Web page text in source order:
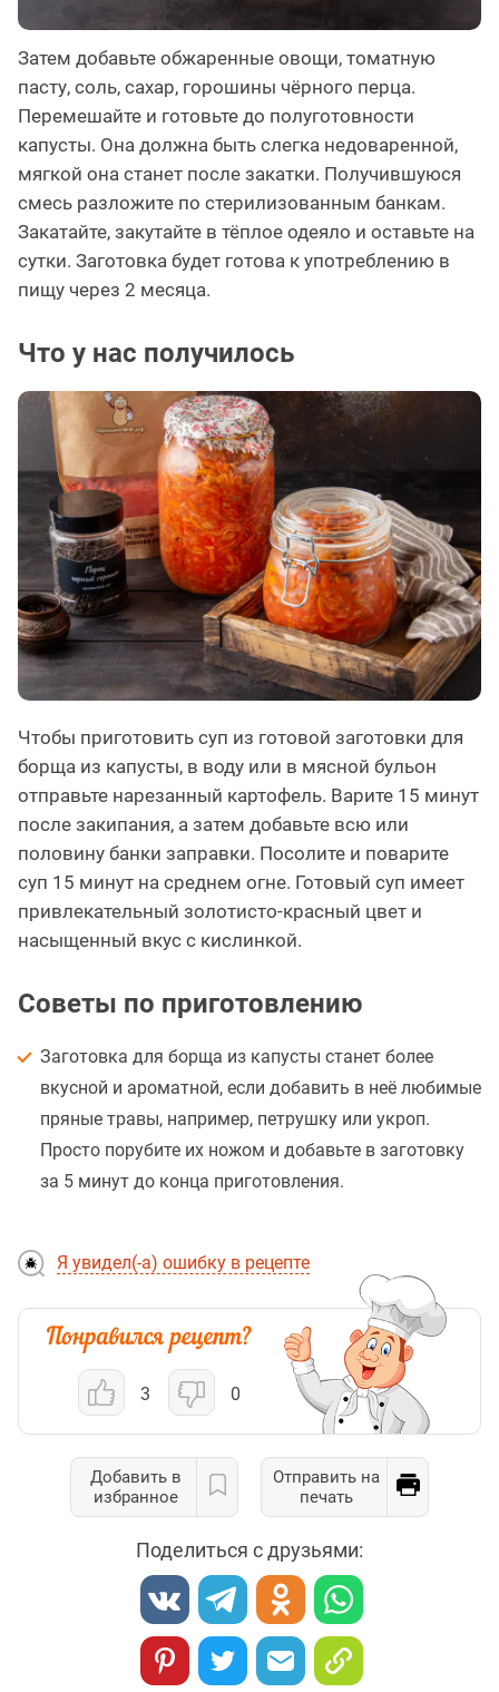
Затем добавьте обжаренные овощи, томатную
пасту, соль, сахар, горошины чёрного перца.
Перемешайте и готовьте до полуготовности
капусты. Она должна быть слегка недоваренной,
мягкой она станет после закатки. Получившуюся
смесь разложите по стерилизованным банкам.
Закатайте, закутайте в тёплое одеяло и оставьте на
сутки. Заготовка будет готова к употреблению в
пищу через 2 месяца.
Что у нас получилось
Чтобы приготовить суп из готовой заготовки для
борща из капусты, в воду или в мясной бульон
отправьте нарезанный картофель. Варите 15 минут
после закипания, а затем добавьте всю или
половину банки заправки. Посолите и поварите
суп 15 минут на среднем огне. Готовый суп имеет
привлекательный золотисто-красный цвет и
насыщенный вкус с кислинкой.
Советы по приготовлению
Заготовка для борща из капусты станет более
вкусной и ароматной, если добавить в неё любимые
пряные травы, например, петрушку или укроп.
Просто порубите их ножом и добавьте в заготовку
за 5 минут до конца приготовления.
Я увидел(-а) ошибку в рецепте
3 0
Добавить в
избранное
Отправить на
печать
Поделиться с друзьями: